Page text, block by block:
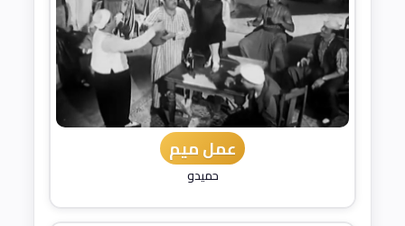
عمل ميم
حميدو